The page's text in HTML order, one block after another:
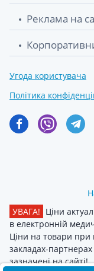
Реклама на
Угода користувача
Політика
УВАГА! Ціни
в електронній
Ціни на товари при
закладах-
зазначені на сайті!